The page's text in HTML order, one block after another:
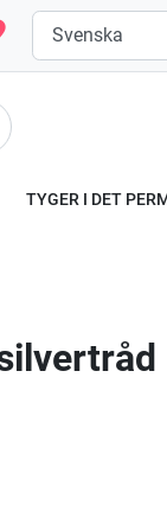
TYGER I DET